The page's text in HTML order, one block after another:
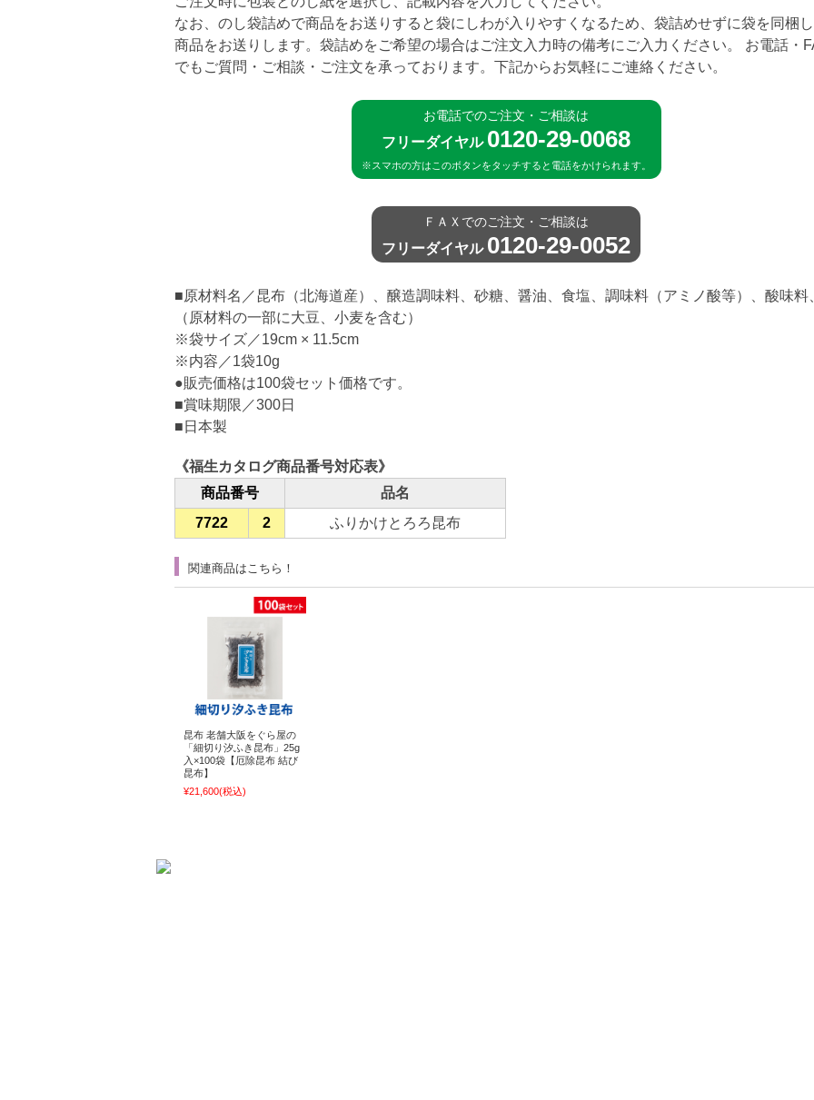
なお、のし袋詰めで商品をお送りすると袋にしわが入りやすくなるため、袋詰めせずに袋を同梱
商品をお送りします。袋詰めをご希望の場合はご注文入力時の備考にご入力ください。 お電話・
でもご質問・ご相談・ご注文を承っております。下記からお気軽にご連絡ください。
お電話でのご注文・ご相談は
フリーダイヤル 0120-29-0068
※スマホの方はこのボタンをタッチすると電話をかけられます。
ＦＡＸでのご注文・ご相談は
フリーダイヤル 0120-29-0052
■原材料名／昆布（北海道産）、醸造調味料、砂糖、醤油、食塩、調味料（アミノ酸等）、酸味料
（原材料の一部に大豆、小麦を含む）
※袋サイズ／19cm × 11.5cm
※内容／1袋10g
●販売価格は100袋セット価格です。
■賞味期限／300日
■日本製
《福生カタログ商品番号対応表》
商品番号
品名
7722
2 ふりかけとろろ昆布
関連商品はこちら！
昆布 老舗大阪をぐら屋の
「細切り汐ふき昆布」25g
入×100袋【厄除昆布 結び
昆布】
¥21,600(税込)